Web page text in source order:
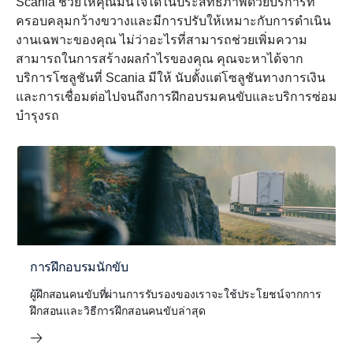
ครอบคลุมกว้างขวางและมีการปรับให้เหมาะกับการดำเนิน
งานเฉพาะของคุณ ไม่ว่าอะไรที่สามารถช่วยเพิ่มความ
สามารถในการสร้างผลกำไรของคุณ คุณจะหาได้จาก
บริการโซลูชันที่ Scania มีให้ นับตั้งแต่โซลูชันทางการเงิน
และการเชื่อมต่อไปจนถึงการฝึกอบรมคนขับและบริการซ่อม
บำรุงรถ
การฝึกอบรมนักขับ
ผู้ฝึกสอนคนขับที่ผ่านการรับรองของเราจะใช้ประโยชน์จากการ
ฝึกสอนและวิธีการฝึกสอนคนขับล่าสุด